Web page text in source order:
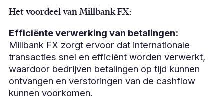
Het voordeel van Millbank FX:
Efficiënte verwerking van betalingen:
Millbank FX zorgt ervoor dat internationale
transacties snel en efficiënt worden verwerkt,
waardoor bedrijven betalingen op tijd kunnen
ontvangen en verstoringen van de cashflow
kunnen voorkomen.